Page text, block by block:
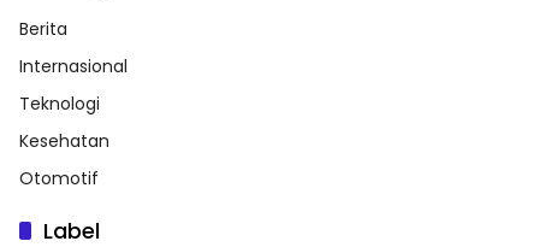
Berita
Internasional
Teknologi
Kesehatan
Otomotif
Label